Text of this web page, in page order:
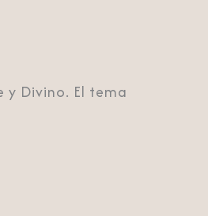
y Divino. El tema